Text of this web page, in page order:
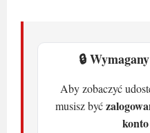
Minimalne
System:
Karta
🔒
Aby zobaczyć
musisz być